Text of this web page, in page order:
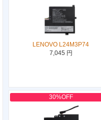
LENOVO L24M3P74
7,045 円
30%OFF